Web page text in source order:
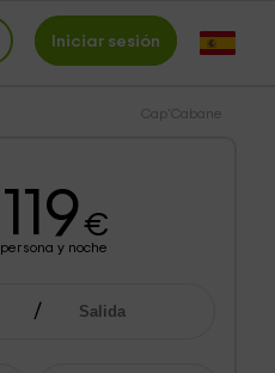
Iniciar sesión
Cap'Cabane
119€
persona y noche